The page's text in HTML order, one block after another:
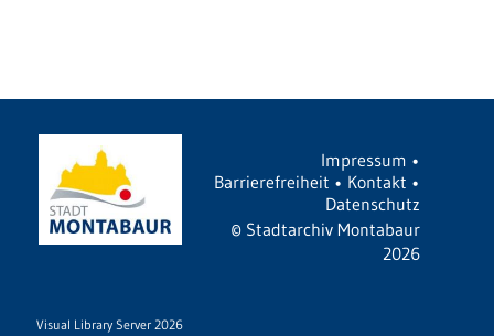
Impressum •
Barrierefreiheit • Kontakt •
Datenschutz
© Stadtarchiv Montabaur
2026
Visual Library Server 2026